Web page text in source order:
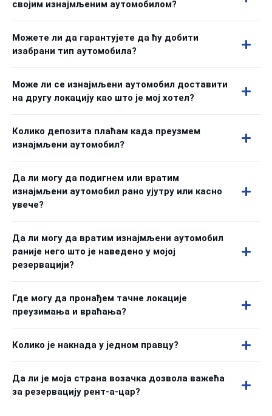
својим изнајмљеним аутомобилом?
Можете ли да гарантујете да ћу добити
изабрани тип аутомобила?
Може ли се изнајмљени аутомобил доставити
на другу локацију као што је мој хотел?
Колико депозита плаћам када преузмем
изнајмљени аутомобил?
Да ли могу да подигнем или вратим
изнајмљени аутомобил рано ујутру или касно
увече?
Да ли могу да вратим изнајмљени аутомобил
раније него што је наведено у мојој
резервацији?
Где могу да пронађем тачне локације
преузимања и враћања?
Колико је накнада у једном правцу?
Да ли је моја страна возачка дозвола важећа
за резервацију рент-а-цар?